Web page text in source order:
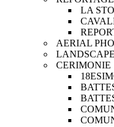
LA
AERIAL
LANDSCAPE
CERIMONIE